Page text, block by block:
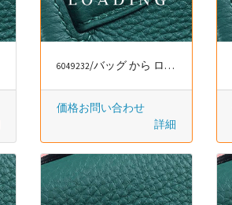
6049232/バッグ から ロエベ/LOEWE
価格お問い合わせ
詳細